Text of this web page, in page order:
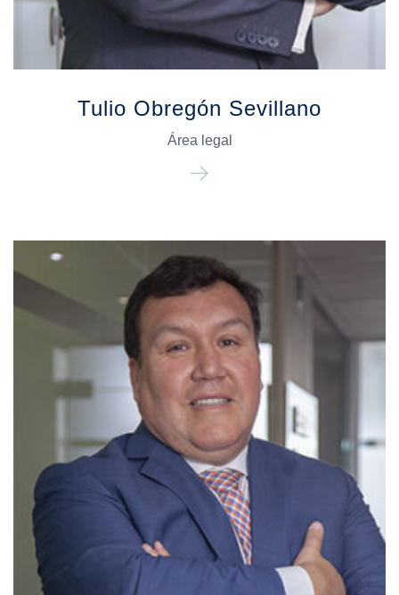
Tulio Obregón Sevillano
Área legal